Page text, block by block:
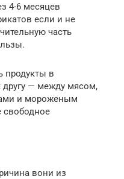
4-6 месяцев
если и не
часть
продукты в
другу — между мясом,
и мороженым
свободное
вони из